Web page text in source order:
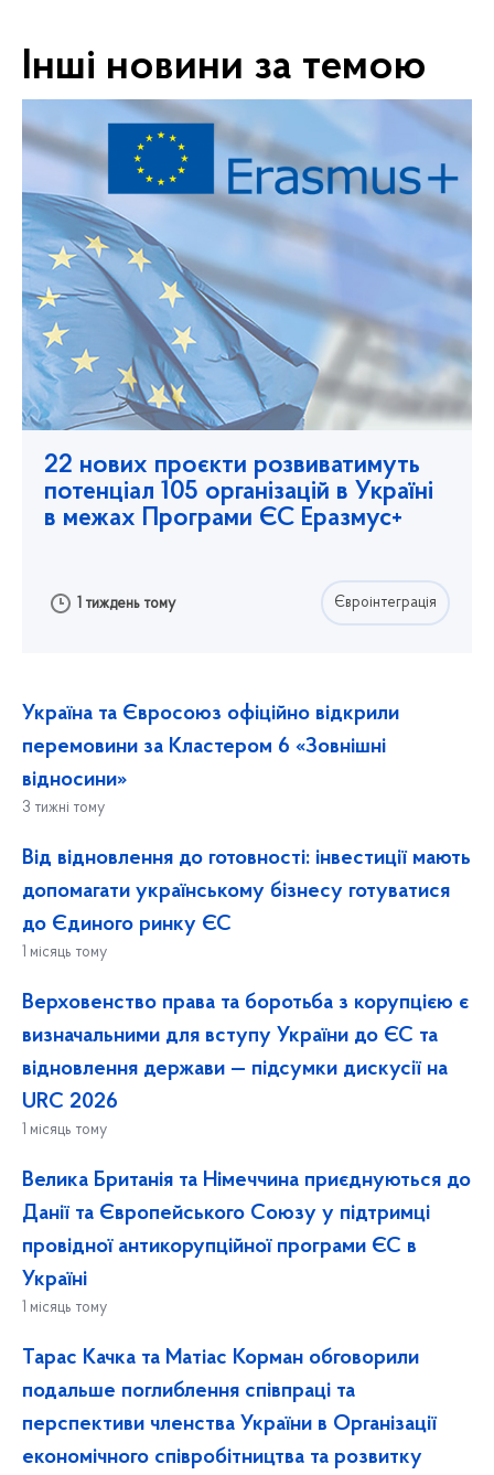
Інші новини за темою
22 нових проєкти розвиватимуть
потенціал 105 організацій в Україні
в межах Програми ЄС Еразмус+
1 тиждень тому Євроінтеграція
Україна та Євросоюз офіційно відкрили
перемовини за Кластером 6 «Зовнішні
відносини»
3 тижні тому
Від відновлення до готовності: інвестиції мають
допомагати українському бізнесу готуватися
до Єдиного ринку ЄС
1 місяць тому
Верховенство права та боротьба з корупцією є
визначальними для вступу України до ЄС та
відновлення держави — підсумки дискусії на
URC 2026
1 місяць тому
Велика Британія та Німеччина приєднуються до
Данії та Європейського Союзу у підтримці
провідної антикорупційної програми ЄС в
Україні
1 місяць тому
Тарас Качка та Матіас Корман обговорили
подальше поглиблення співпраці та
перспективи членства України в Організації
економічного співробітництва та розвитку